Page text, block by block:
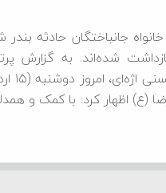
جانباختگان حادثه بندر
است و تاکنون ۲ نفر بازداشت
اظهار کرد: با کمک و